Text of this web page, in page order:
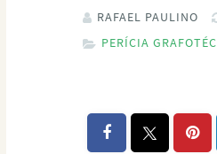
RAFAEL PAULINO
PERÍCIA